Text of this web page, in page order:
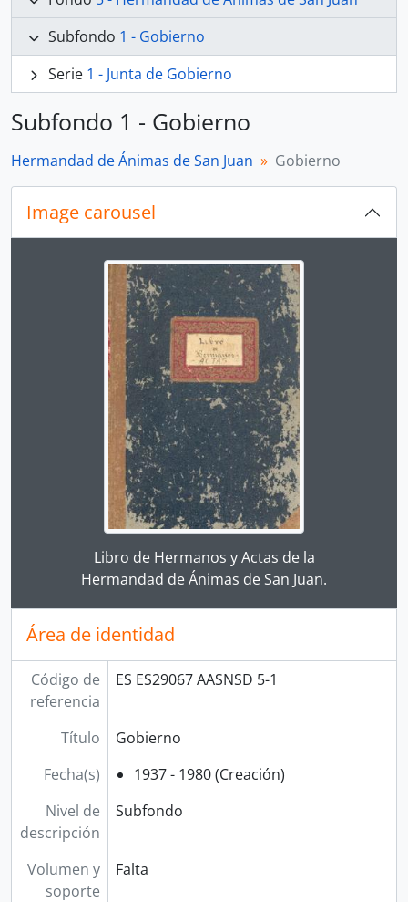
Subfondo 1 - Gobierno
Serie 1 - Junta de Gobierno
Subfondo 1 - Gobierno
Hermandad de Ánimas de San Juan Gobierno
Image carousel
Changing the current slide of this carousel will
Clicking this description title link will open the
Libro de Hermanos y Actas de la
Hermandad de Ánimas de San Juan.
Área de identidad
Código de
referencia
ES ES29067 AASNSD 5-1
Título
Gobierno
Fecha(s)
1937 - 1980 (Creación)
Nivel de
descripción
Subfondo
Volumen y
soporte
Falta